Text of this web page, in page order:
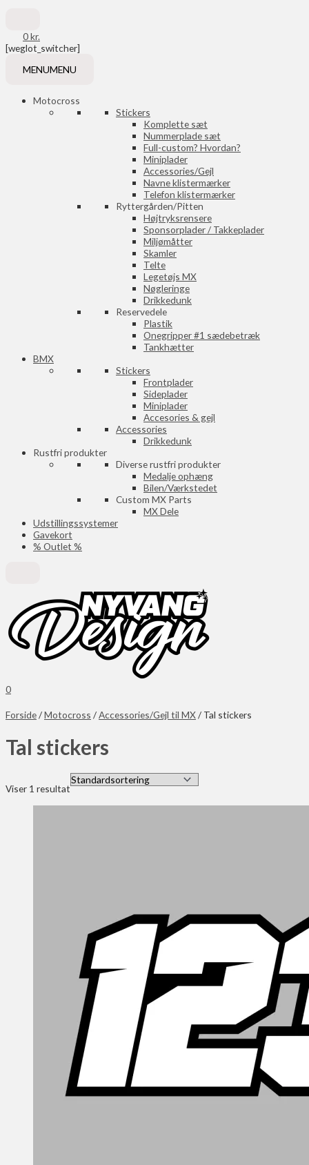
0kr.
[weglot_switcher]
MENUMENU
Motocross
Stickers
Komplette sæt
Nummerplade sæt
Full-custom? Hvordan?
Miniplader
Accessories/Gejl
Navne klistermærker
Telefon klistermærker
Ryttergården/Pitten
Højtryksrensere
Sponsorplader / Takkeplader
Miljømåtter
Skamler
Telte
Legetøjs MX
Nøgleringe
Drikkedunk
Reservedele
Plastik
Onegripper #1 sædebetræk
Tankhætter
BMX
Stickers
Frontplader
Sideplader
Miniplader
Accesories & gejl
Accessories
Drikkedunk
Rustfri produkter
Diverse rustfri produkter
Medalje ophæng
Bilen/Værkstedet
Custom MX Parts
MX Dele
Udstillingssystemer
Gavekort
% Outlet %
0
Forside/Motocross /Accessories/Gejl til MX/ Tal stickers
Tal stickers
Viser 1 resultat